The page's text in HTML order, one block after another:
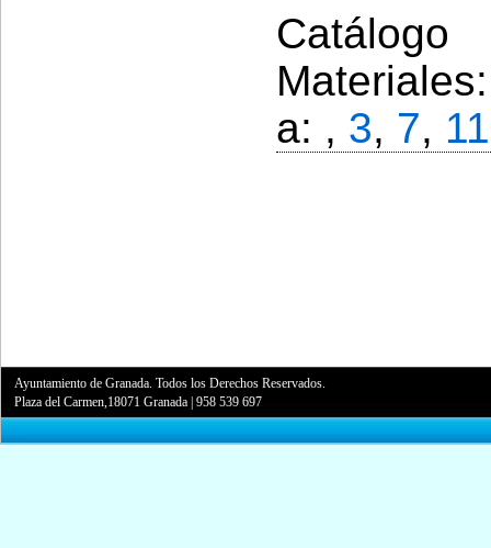
a: , 3, 7, 11
Ayuntamiento de Granada. Todos los Derechos Reservados.
Plaza del Carmen,18071 Granada |958 539 697